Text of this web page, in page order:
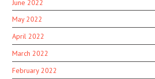
June 2022
May 2022
April 2022
March 2022
February 2022